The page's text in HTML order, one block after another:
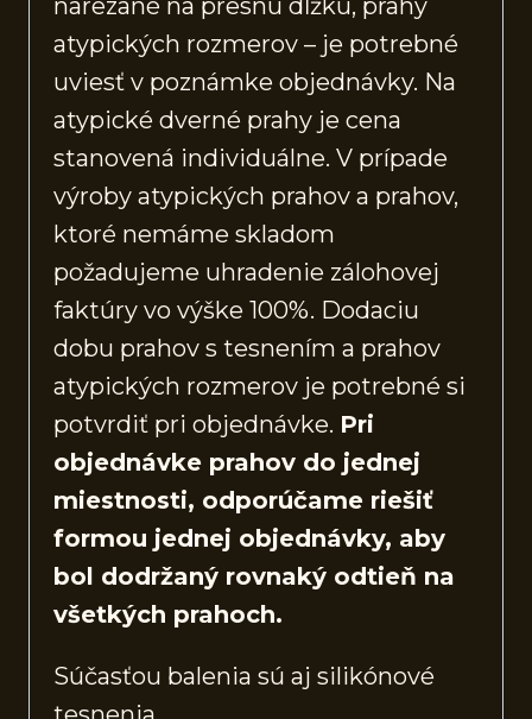
narezané na presnú dĺžku, prahy
atypických rozmerov – je potrebné
uviesť v poznámke objednávky. Na
atypické dverné prahy je cena
stanovená individuálne. V prípade
výroby atypických prahov a prahov,
ktoré nemáme skladom
požadujeme uhradenie zálohovej
faktúry vo výške 100%. Dodaciu
dobu prahov s tesnením a prahov
atypických rozmerov je potrebné si
potvrdiť pri objednávke. Pri
objednávke prahov do jednej
miestnosti, odporúčame riešiť
formou jednej objednávky, aby
bol dodržaný rovnaký odtieň na
všetkých prahoch.
Súčasťou balenia sú aj silikónové